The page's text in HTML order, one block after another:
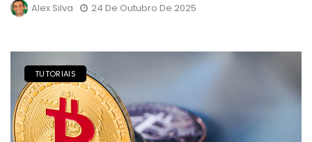
Alex Silva 24 De Outubro De 2025
TUTORIAIS